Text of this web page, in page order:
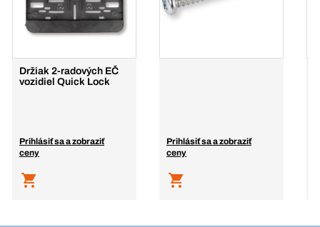
Držiak 2-radových EČ
vozidiel Quick Lock
Prihlásiť sa a zobraziť
ceny
Prihlásiť sa a zobraziť
ceny